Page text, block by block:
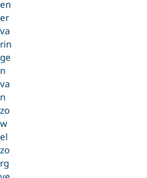
en
er
va
rin
ge
n
va
n
zo
w
el
zo
rg